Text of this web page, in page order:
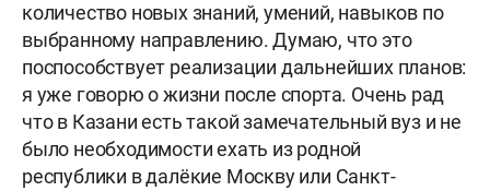
количество новых знаний, умений, навыков по
выбранному направлению. Думаю, что это
поспособствует реализации дальнейших планов:
я уже говорю о жизни после спорта. Очень рад
что в Казани есть такой замечательный вуз и не
было необходимости ехать из родной
республики в далёкие Москву или Санкт-